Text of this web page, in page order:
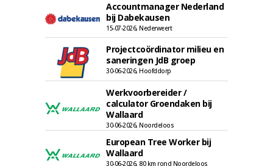
Accountmanager Nederland
bij Dabekausen
15-07-2026, Nederweert
Projectcoördinator milieu en
saneringen JdB groep
30-06-2026, Hoofddorp
Werkvoorbereider /
calculator Groendaken bij
Wallaard
30-06-2026, Noordeloos
European Tree Worker bij
Wallaard
30-06-2026, 80 km rond Noordeloos